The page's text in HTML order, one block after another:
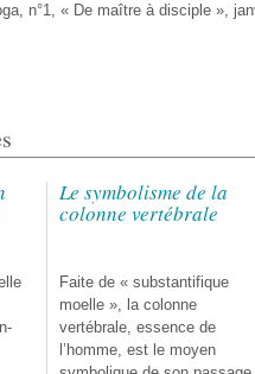
n°1, « De maître à disciple »,
Le symbolisme de la
colonne vertébrale
Faite de « substantifique
moelle », la colonne
vertébrale, essence de
l’homme, est le moyen